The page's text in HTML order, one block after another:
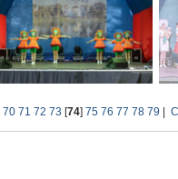
70 71 72 73 [74] 75 76 77 78 79